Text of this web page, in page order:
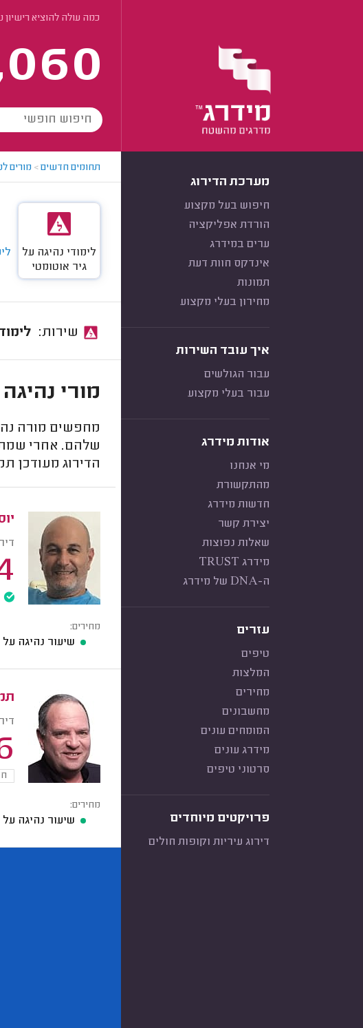
כמה עולה להוציא רישיון
מערכת הדירוג
חיפוש בעל מקצוע
הורדת אפליקציה
ערים במידרג
אינדקס חוות דעת
תמונות
מחירון בעלי מקצוע
איך עובד השירות
עבור הגולשים
עבור בעלי מקצוע
אודות מידרג
מי אנחנו
מהתקשורת
חדשות מידרג
יצירת קשר
שאלות נפוצות
מידרג TRUST
ה-DNA של מידרג
עזרים
טיפים
המלצות
מחירים
מחשבונים
המומחים עונים
מידרג עונים
סרטוני טיפים
פרויקטים מיוחדים
דירוג עיריות וקופות חולים
תחומים חדשים> מורים
לימודי נהיגה על
גיר אוטומטי
מורי
מחפשים מורה
שלהם. אחרי
הדירוג מעודכן
מחירים:
שיעור נהיגה
מחירים:
שיעור נהיגה